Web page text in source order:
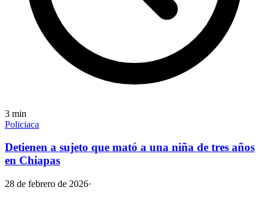
3 min
Policiaca
Detienen a sujeto que mató a una niña de tres años
en Chiapas
28 de febrero de 2026·